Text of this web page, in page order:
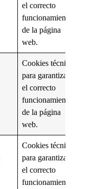
el correcto
funcionamiento
de la página
web.
Cookies técnicas
para garantizar
el correcto
funcionamiento
de la página
web.
Cookies técnicas
para garantizar
el correcto
funcionamiento